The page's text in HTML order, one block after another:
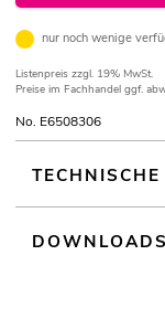
nur noch wenige
Listenpreis zzgl. 19% MwSt.
Preise im Fachhandel ggf.
No. E6508306
DOWNLOADS